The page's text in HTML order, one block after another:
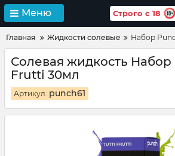
Меню Строго с 18
Главная Жидкости солевые Набор
Солевая жидкость
Frutti 30мл
Артикул: punch61